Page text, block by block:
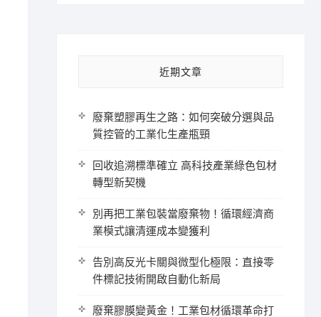
近期文章
廢棄塑膠再生之路：如何突破分選與品
質控管的工業化生產瓶頸
回收追溯標準確立 高科技產業綠色包材
轉型新契機
別再把工業包裝當廢棄物！循環經濟商
業模式讓清運成本變獲利
告別高反光卡關與微型化極限：直接零
件標記技術開啟自動化新局
廢棄膠膜變黃金！工業包材循環革命打